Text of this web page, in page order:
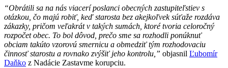
“Obrátili sa na nás viacerí poslanci obecných zastupiteľstiev s
otázkou, čo majú robiť, keď starosta bez akejkoľvek súťaže rozdáva
zákazky, pričom veľakrát v takých sumách, ktoré tvoria celoročný
rozpočet obec. To bol dôvod, prečo sme sa rozhodli ponúknuť
obciam takúto vzorovú smernicu a obmedziť tým rozhodovaciu
činnosť starostu a rovnako zvýšiť jeho kontrolu,” objasnil Ľubomír
Daňko z Nadácie Zastavme korupciu.